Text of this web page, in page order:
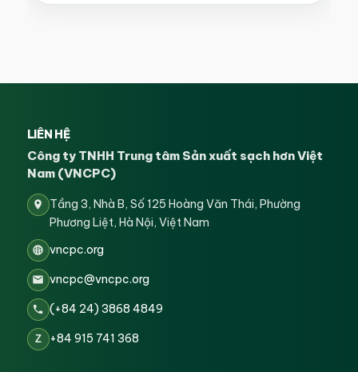
LIÊN HỆ
Công ty TNHH Trung tâm Sản xuất sạch hơn Việt
Nam (VNCPC)
Tầng 3, Nhà B, Số 125 Hoàng Văn Thái, Phường
Phương Liệt, Hà Nội, Việt Nam
vncpc.org
vncpc@vncpc.org
(+84 24) 3868 4849
Z +84 915 741 368